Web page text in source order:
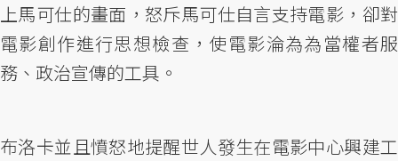
上馬可仕的畫面，怒斥馬可仕自言支持電影，卻對
電影創作進行思想檢查，使電影淪為為當權者服
務、政治宣傳的工具。
布洛卡並且憤怒地提醒世人發生在電影中心興建工